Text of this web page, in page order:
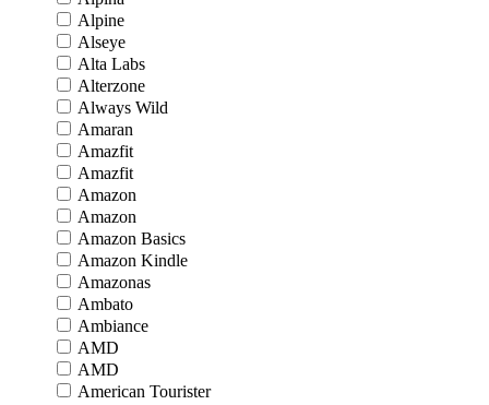
Alpine
Alseye
Alta Labs
Alterzone
Always Wild
Amaran
Amazfit
Amazfit
Amazon
Amazon
Amazon Basics
Amazon Kindle
Amazonas
Ambato
Ambiance
AMD
AMD
American Tourister